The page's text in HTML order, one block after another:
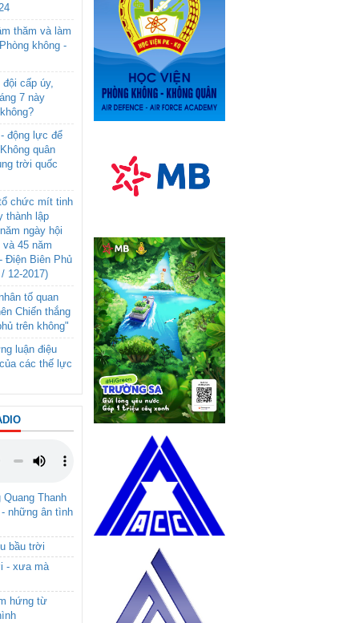
thăm và làm
không -
cấp úy,
7 này
động lực để
quân
trời quốc
chức mít tinh
thành lập
ngày hội
và 45 năm
Điện Biên Phủ
12-2017)
tố quan
Chiến thắng
trên không"
luận điệu
các thế lực
Thanh
những ân tình
bầu trời
- xưa mà
hứng từ